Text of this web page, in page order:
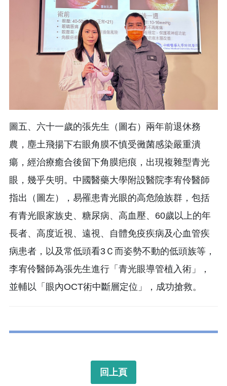
圖五、六十一歲的張先生（圖右）兩年前退休務
農，塵土飛揚下右眼角膜不慎受黴菌感染嚴重潰
瘍，經治療癒合後留下角膜疤痕，出現複雜型青光
眼，幾乎失明。中國醫藥大學附設醫院李宥伶醫師
指出（圖左），易罹患青光眼的高危險族群，包括
有青光眼家族史、糖尿病、高血壓、60歲以上的年
長者、高度近視、遠視、自體免疫疾病及心血管疾
病患者，以及常低頭看3Ｃ而姿勢不動的低頭族等，
李宥伶醫師為張先生進行「青光眼導管植入術」，
並輔以「眼內OCT術中斷層定位」，成功搶救。
回上頁